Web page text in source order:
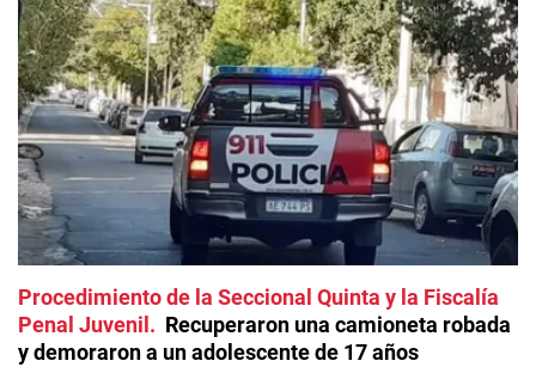
Procedimiento de la Seccional Quinta y la Fiscalía
Penal Juvenil
Recuperaron una camioneta robada
y demoraron a un adolescente de 17 años